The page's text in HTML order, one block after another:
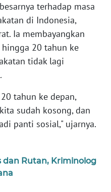
terhadap masa
di Indonesia,
Ia membayangkan
20 tahun ke
tidak lagi
tahun ke depan,
sudah kosong, dan
panti sosial," ujarnya.
dan Rutan, Kriminolog